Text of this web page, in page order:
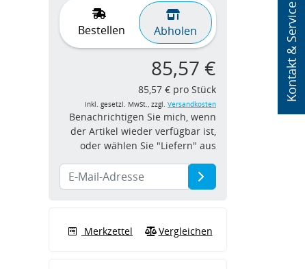
Kontakt & Service
Bestellen Abholen
85,57 €
85,57 € pro Stück
inkl. gesetzl. MwSt., zzgl. Versandkosten
Benachrichtigen Sie mich, wenn
der Artikel wieder verfügbar ist,
oder wählen Sie "Liefern" aus
Merkzettel Vergleichen